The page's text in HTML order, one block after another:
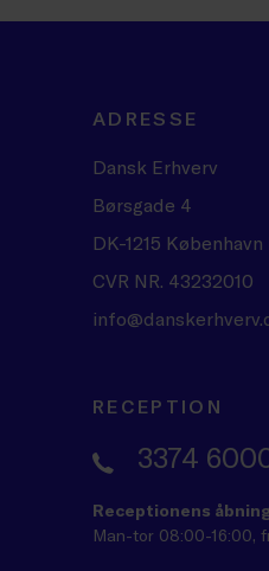
ADRESSE
Dansk Erhverv
Børsgade 4
DK-1215 København
CVR NR. 43232010
RECEPTION
3374
Receptionens
Man-tor 08:00-16:00,